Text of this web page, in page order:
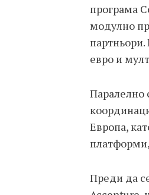
програма
модулно
евро и
Паралелно
Европа,
Преди да